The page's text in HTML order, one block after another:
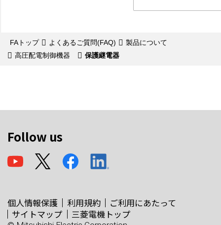
FAトップ よくあるご質問(FAQ)
製品について
高圧配電制御機器
保護継電器
Follow us
個人情報保護 利用規約
ご利用にあたって
サイトマップ
三菱電機トップ